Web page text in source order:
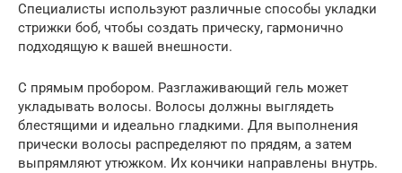
Специалисты используют различные способы укладки
стрижки боб, чтобы создать прическу, гармонично
подходящую к вашей внешности.
С прямым пробором. Разглаживающий гель может
укладывать волосы. Волосы должны выглядеть
блестящими и идеально гладкими. Для выполнения
прически волосы распределяют по прядям, а затем
выпрямляют утюжком. Их кончики направлены внутрь.